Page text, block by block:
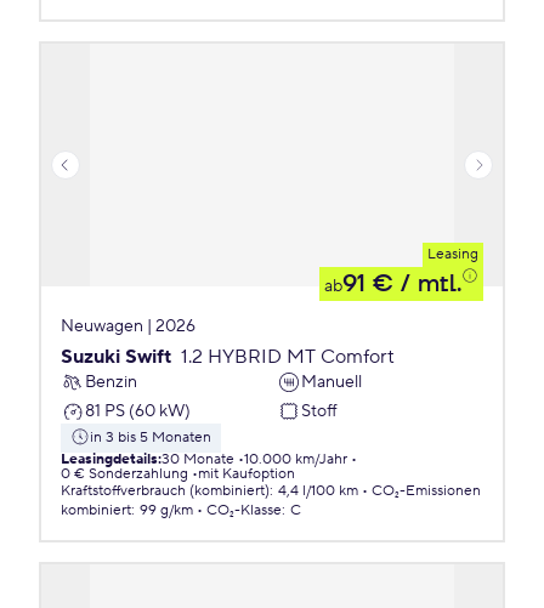
Leasing
ab91 € / mtl.
Neuwagen | 2026
Suzuki Swift 1.2 HYBRID MT Comfort
Benzin
Manuell
81 PS (60 kW)
Stoff
in 3 bis 5 Monaten
Leasingdetails:30 Monate 10.000 km/Jahr
0 € Sonderzahlung
mit Kaufoption
Kraftstoffverbrauch (kombiniert): 4,4 l/100 km
CO₂-Emissionen
kombiniert: 99 g/km CO₂-Klasse: C